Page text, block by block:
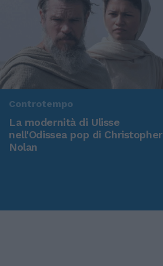
Controtempo
La modernità di Ulisse
nell'Odissea pop di Christopher
Nolan